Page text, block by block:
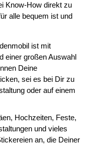
Know-How direkt zu
alle bequem ist und
ist mit
einer großen Auswahl
Deine
sei es bei Dir zu
oder auf einem
Hochzeiten, Feste,
und vieles
an, die Deiner